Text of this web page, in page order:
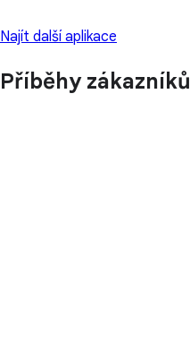
Najít další aplikace
Příběhy zákazníků